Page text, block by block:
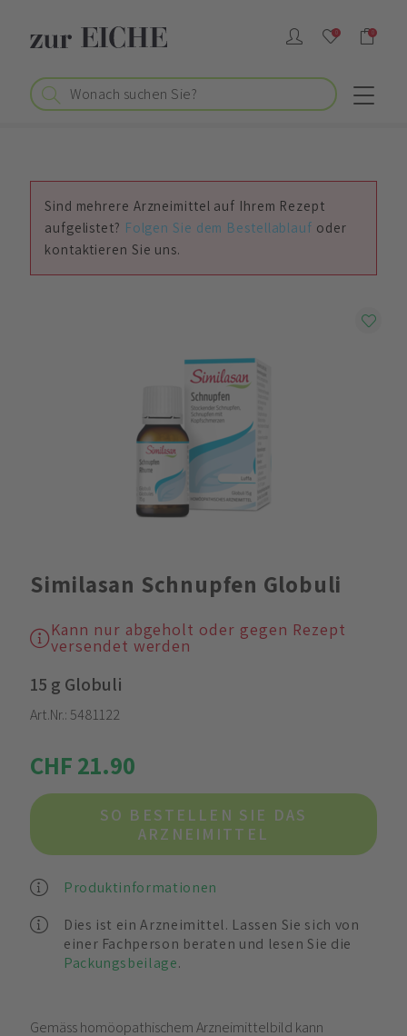
0 0
Sind mehrere Arzneimittel auf Ihrem Rezept
aufgelistet? Folgen Sie dem Bestellablauf oder
kontaktieren Sie uns.
Similasan Schnupfen Globuli
Kann nur abgeholt oder gegen Rezept
versendet werden
15 g Globuli
Art.Nr.:5481122
CHF 21.90
SO BESTELLEN SIE DAS
ARZNEIMITTEL
Produktinformationen
Dies ist ein Arzneimittel. Lassen Sie sich von
einer Fachperson beraten und lesen Sie die
Packungsbeilage.
Gemäss homöopathischem Arzneimittelbild kann